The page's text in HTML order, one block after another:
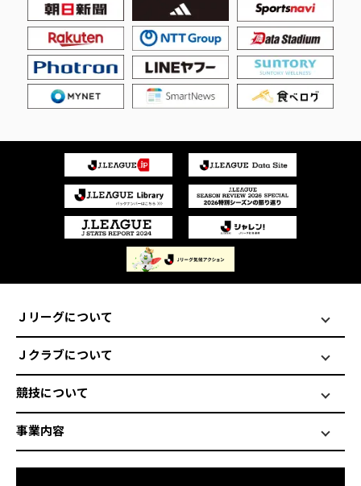
Ｊリーグについて
Ｊクラブについて
競技について
事業内容